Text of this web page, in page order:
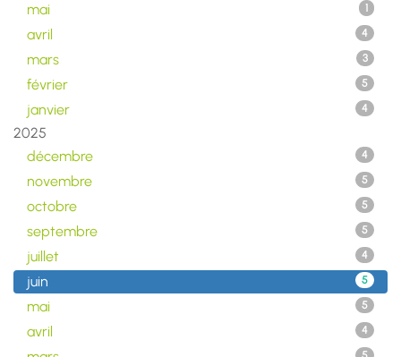
mai 1
avril 4
mars 3
février 5
janvier 4
2025
décembre
4
novembre 5
octobre 5
septembre 5
juillet 4
juin 5
mai 5
avril 4